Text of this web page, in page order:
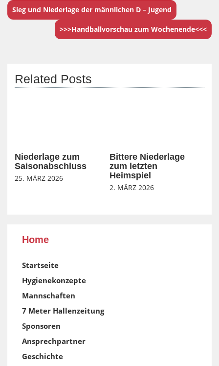
Sieg und Niederlage der männlichen D – Jugend
>>>Handballvorschau zum Wochenende<<<
Related Posts
Niederlage zum
Saisonabschluss
25. MÄRZ 2026
Bittere Niederlage
zum letzten
Heimspiel
2. MÄRZ 2026
Home
Startseite
Hygienekonzepte
Mannschaften
7 Meter Hallenzeitung
Sponsoren
Ansprechpartner
Geschichte